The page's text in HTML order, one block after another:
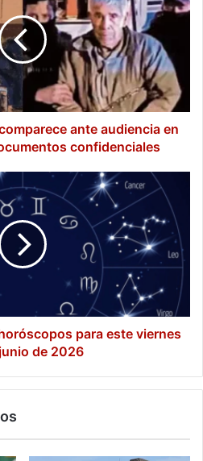
ante audiencia en
confidenciales
para este viernes
de 2026